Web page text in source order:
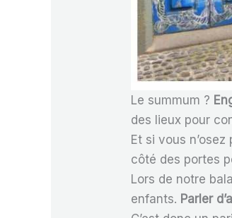
Le summum ?
des lieux pour
Et si vous
côté des portes
Lors de notre
enfants. Parler